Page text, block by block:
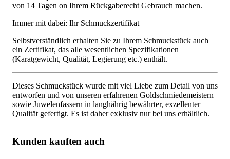
von 14 Tagen on Ihrem Rückgaberecht Gebrauch machen.
Immer mit dabei: Ihr Schmuckzertifikat
Selbstverständlich erhalten Sie zu Ihrem Schmuckstück auch
ein Zertifikat, das alle wesentlichen Spezifikationen
(Karatgewicht, Qualität, Legierung etc.) enthält.
Dieses Schmuckstück wurde mit viel Liebe zum Detail von uns
entworfen und von unseren erfahrenen Goldschmiedemeistern
sowie Juwelenfassern in langhährig bewährter, exzellenter
Qualität gefertigt. Es ist daher exklusiv nur bei uns erhältlich.
Kunden kauften auch